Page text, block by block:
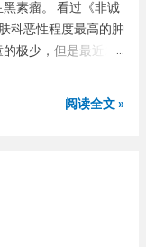
明显的脱发区，只是
毛囊瘦小。治疗无
自愈。 牵拉性脱发
那么紧就可以了。
果长期如此，最...
提高肿瘤的治愈率
参考文献 Fitzpatrick
素瘤。 看过《非诚
科恶性程度最高的肿
极少，但是最近发
至2009年，儿童黑
活动采取适当的措施
，因为儿童的皮肤
可以采取以下措
阅读全文 »